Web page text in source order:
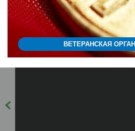
ВЕТЕРАНСКАЯ